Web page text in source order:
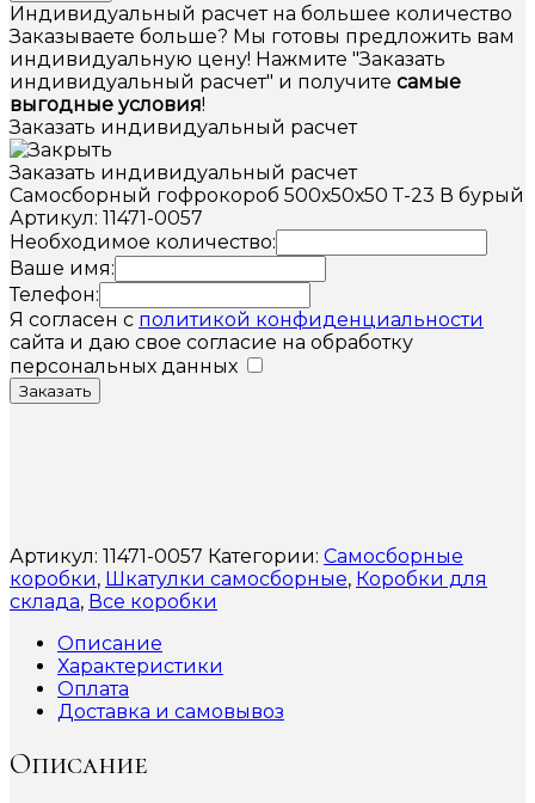
Индивидуальный расчет на большее количество
Заказываете больше? Мы готовы предложить вам
индивидуальную цену! Нажмите "Заказать
индивидуальный расчет" и получите самые
выгодные условия!
Заказать индивидуальный расчет
Заказать индивидуальный расчет
Самосборный гофрокороб 500х50х50 Т-23 В бурый
Артикул: 11471-0057
Необходимое количество:
Ваше имя:
Телефон:
Я согласен с политикой конфиденциальности
сайта и даю свое согласие на обработку
персональных данных
Заказать
Артикул: 11471-0057 Категории: Самосборные
коробки, Шкатулки самосборные, Коробки для
склада, Все коробки
Описание
Характеристики
Оплата
Доставка и самовывоз
Описание